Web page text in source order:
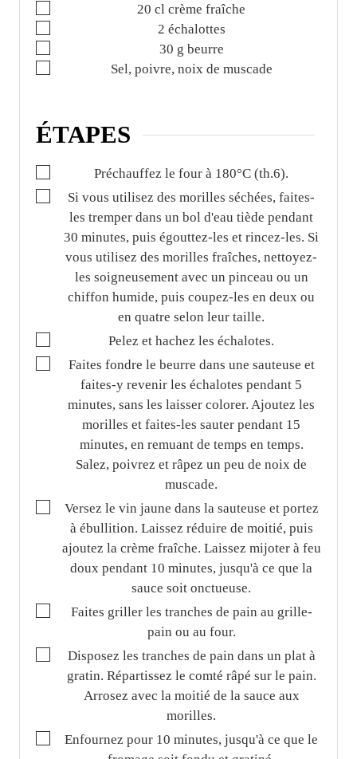
20 cl crème fraîche
2 échalottes
30 g beurre
Sel, poivre, noix de muscade
ÉTAPES
Préchauffez le four à 180°C (th.6).
Si vous utilisez des morilles séchées, faites-
les tremper dans un bol d'eau tiède pendant
30 minutes, puis égouttez-les et rincez-les. Si
vous utilisez des morilles fraîches, nettoyez-
les soigneusement avec un pinceau ou un
chiffon humide, puis coupez-les en deux ou
en quatre selon leur taille.
Pelez et hachez les échalotes.
Faites fondre le beurre dans une sauteuse et
faites-y revenir les échalotes pendant 5
minutes, sans les laisser colorer. Ajoutez les
morilles et faites-les sauter pendant 15
minutes, en remuant de temps en temps.
Salez, poivrez et râpez un peu de noix de
muscade.
▢Versez le vin jaune dans la sauteuse et portez
à ébullition. Laissez réduire de moitié, puis
ajoutez la crème fraîche. Laissez mijoter à feu
doux pendant 10 minutes, jusqu'à ce que la
sauce soit onctueuse.
Faites griller les tranches de pain au grille-
pain ou au four.
▢Disposez les tranches de pain dans un plat à
gratin. Répartissez le comté râpé sur le pain.
Arrosez avec la moitié de la sauce aux
morilles.
▢Enfournez pour 10 minutes, jusqu'à ce que le